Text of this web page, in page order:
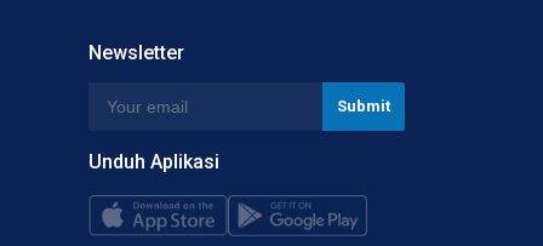
Newsletter
Unduh Aplikasi